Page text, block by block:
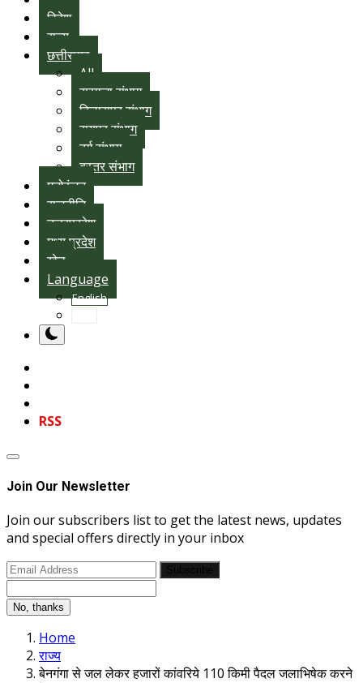
विदेश
राज्य
छत्तीसगढ़
All
सरगुजा संभाग
बिलासपुर संभाग
रायपुर संभाग
दुर्ग संभाग
बस्तर संभाग
मनोरंजन
राजनीति
उत्तरप्रदेश
मध्य प्रदेश
खेल
Language
English
RSS
Join Our Newsletter
Join our subscribers list to get the latest news, updates
and special offers directly in your inbox
No, thanks
Home
राज्य
बेनगंगा से जल लेकर हजारों कांवरिये 110 किमी पैदल जलाभिषेक करने